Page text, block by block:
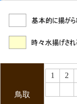
鳥取
1 2